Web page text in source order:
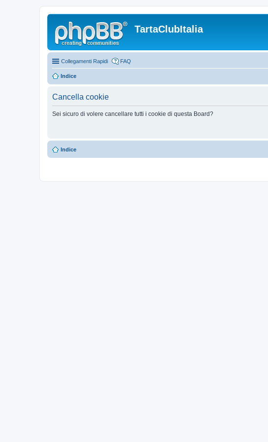
TartaClubItalia
Collegamenti Rapidi FAQ
Indice
Cancella cookie
Sei sicuro di volere cancellare tutti i cookie di questa Board?
Indice